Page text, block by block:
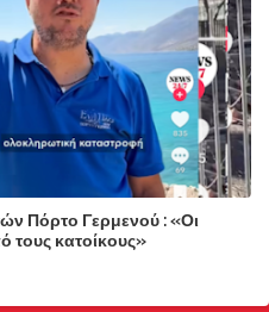
Πόρτο Γερμενού : «Οι
τους κατοίκους»